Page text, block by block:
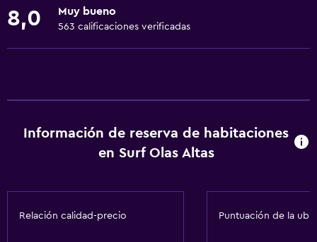
Piso de mosaico/mármol
Servicios y facilidades
Centro de negocios
Caja fuerte
Instalaciones para reuniones
8,0 Muy bueno
563 calificaciones verificadas
Información de reserva de habitaciones
en Surf Olas Altas
Relación calidad-precio Puntuación de la